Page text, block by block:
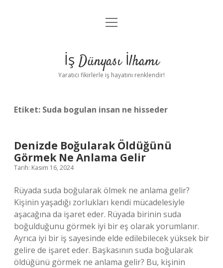
Anasayfa
Yasal Uyarı
menüyü
İş Dünyası İlhamı
Yaratıcı fikirlerle iş hayatını renklendir!
Etiket: Suda bogulan insan ne hisseder
Denizde Boğularak Öldüğünü
Görmek Ne Anlama Gelir
Tarih: Kasım 16, 2024
Rüyada suda boğularak ölmek ne anlama gelir?
Kişinin yaşadığı zorlukları kendi mücadelesiyle
aşacağına da işaret eder. Rüyada birinin suda
boğulduğunu görmek iyi bir eş olarak yorumlanır.
Ayrıca iyi bir iş sayesinde elde edilebilecek yüksek bir
gelire de işaret eder. Başkasının suda boğularak
öldüğünü görmek ne anlama gelir? Bu, kişinin